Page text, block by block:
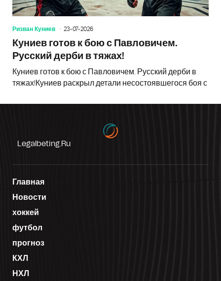
Ризван Куниев 23-07-2026
Куниев готов к бою с Павловичем.
Русский дерби в тяжах!
Куниев готов к бою с Павловичем. Русский дерби в
тяжах!Куниев раскрыл детали несостоявшегося боя с
Legalbeting.ru
Главная
Новости
хоккей
футбол
прогноз
КХЛ
НХЛ